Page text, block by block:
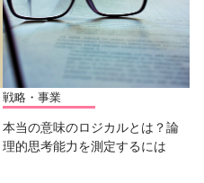
戦略・事業
本当の意味のロジカルとは？論
理的思考能力を測定するには